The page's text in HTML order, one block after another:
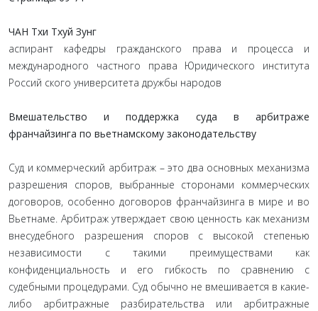
ЧАН Тхи Тхуй Зунг
аспирант кафедры гражданского права и процесса и
международного частного права Юридического института
Россий ского университета дружбы народов
Вмешательство и поддержка суда в арбитраже
франчайзинга по вьетнамскому законодательству
Суд и коммерческий арбитраж – это два основных механизма
разрешения споров, выбранные сторонами коммерческих
договоров, особенно договоров франчайзинга в мире и во
Вьетнаме. Арбитраж утверждает свою ценность как механизм
внесудебного разрешения споров с высокой степенью
независимости с такими преимуществами как
конфиденциальность и его гибкость по сравнению с
судебными процедурами. Суд обычно не вмешивается в какие-
либо арбитражные разбирательства или арбитражные